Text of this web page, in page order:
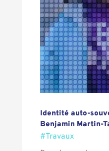
Identité auto-
Benjamin Martin-
#Travaux